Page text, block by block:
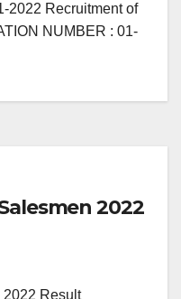
2022 Recruitment of
NUMBER : 01-
2022
Result